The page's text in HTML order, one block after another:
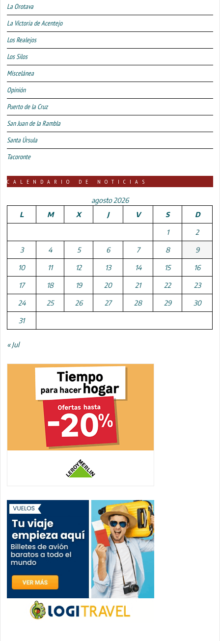
La Orotava
La Victoria de Acentejo
Los Realejos
Los Silos
Miscelánea
Opinión
Puerto de la Cruz
San Juan de la Rambla
Santa Úrsula
Tacoronte
CALENDARIO DE NOTICIAS
agosto 2026
L
M X J V S D
1 2
3 4 5 6 7 8 9
10 11 12 13 14 15 16
17 18 19 20 21 22 23
24 25 26 27 28 29 30
31
« Jul